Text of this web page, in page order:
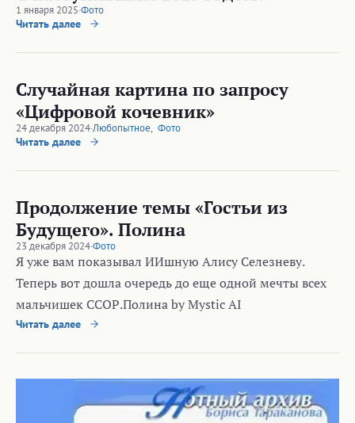
1 января 2025·Фото
Читать далее
Случайная картина по запросу
«Цифровой кочевник»
24 декабря 2024·Любопытное, Фото
Читать далее
Продолжение темы «Гостьи из
Будущего». Полина
23 декабря 2024·Фото
Я уже вам показывал ИИшную Алису Селезневу.
Теперь вот дошла очередь до еще одной мечты всех
мальчишек ССОР.Полина by Mystic AI
Читать далее